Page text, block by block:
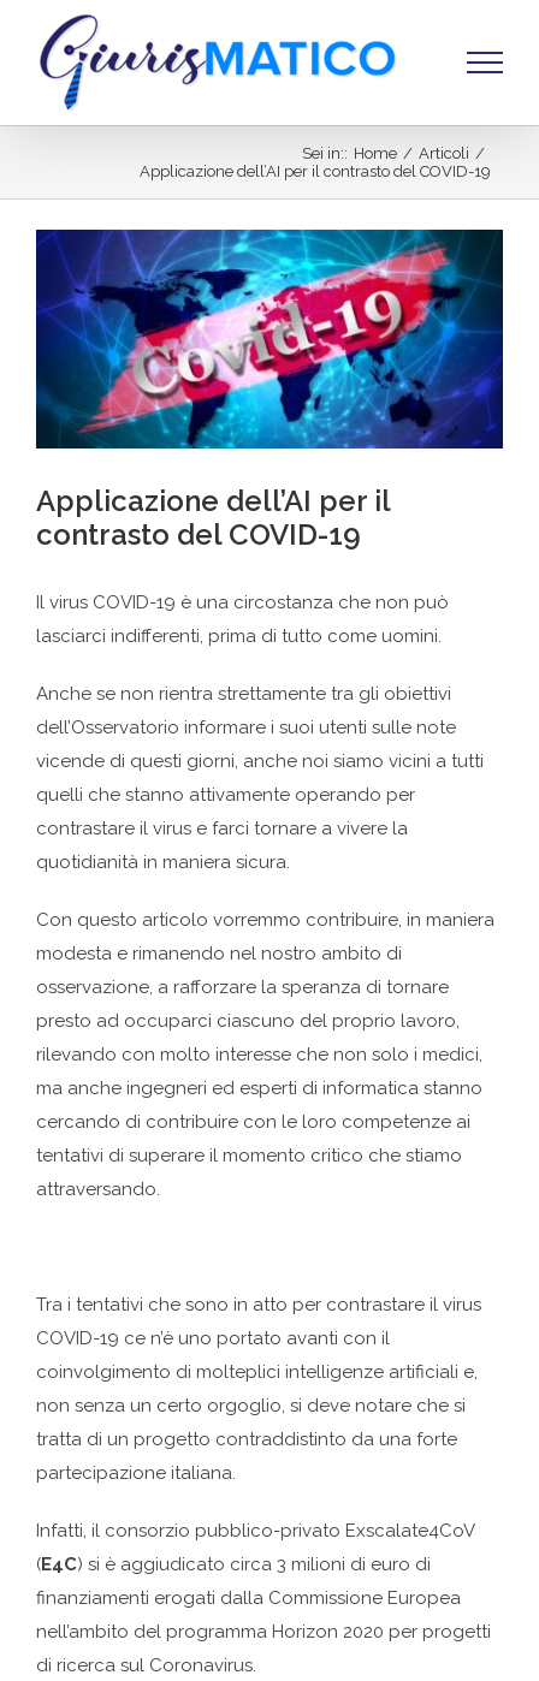
contenuto
Sei in:: Home / Articoli /
Applicazione dell’AI per il contrasto del COVID-19
Ingrandisci
immagine
Applicazione dell’AI per il
contrasto del COVID-19
Il virus COVID-19 è una circostanza che non può
lasciarci indifferenti, prima di tutto come uomini.
Anche se non rientra strettamente tra gli obiettivi
dell’Osservatorio informare i suoi utenti sulle note
vicende di questi giorni, anche noi siamo vicini a tutti
quelli che stanno attivamente operando per
contrastare il virus e farci tornare a vivere la
quotidianità in maniera sicura.
Con questo articolo vorremmo contribuire, in maniera
modesta e rimanendo nel nostro ambito di
osservazione, a rafforzare la speranza di tornare
presto ad occuparci ciascuno del proprio lavoro,
rilevando con molto interesse che non solo i medici,
ma anche ingegneri ed esperti di informatica stanno
cercando di contribuire con le loro competenze ai
tentativi di superare il momento critico che stiamo
attraversando.
Tra i tentativi che sono in atto per contrastare il virus
COVID-19 ce n’è uno portato avanti con il
coinvolgimento di molteplici intelligenze artificiali e,
non senza un certo orgoglio, si deve notare che si
tratta di un progetto contraddistinto da una forte
partecipazione italiana.
Infatti, il consorzio pubblico-privato Exscalate4CoV
(E4C) si è aggiudicato circa 3 milioni di euro di
finanziamenti erogati dalla Commissione Europea
nell’ambito del programma Horizon 2020 per progetti
di ricerca sul Coronavirus.